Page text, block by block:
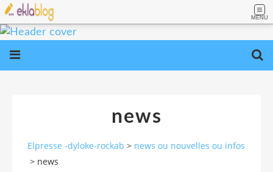
MENU
news
Elpresse -dyloke-rockab > news ou nouvelles ou infos
> news